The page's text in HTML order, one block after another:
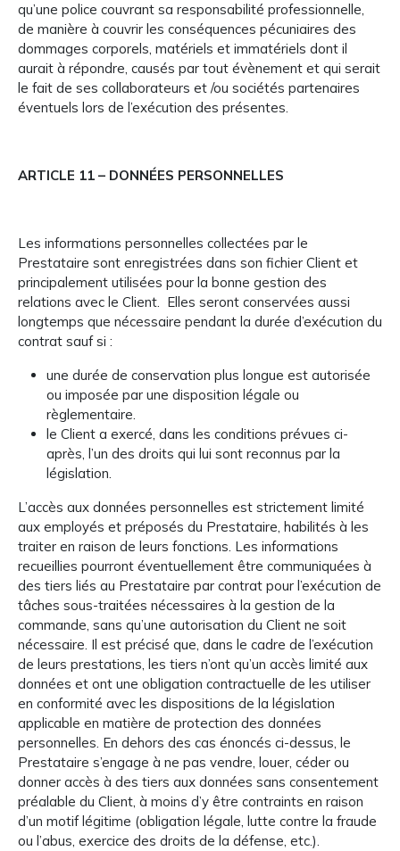
qu’une police couvrant sa responsabilité professionnelle,
de manière à couvrir les conséquences pécuniaires des
dommages corporels, matériels et immatériels dont il
aurait à répondre, causés par tout évènement et qui serait
le fait de ses collaborateurs et /ou sociétés partenaires
éventuels lors de l’exécution des présentes.
ARTICLE 11 – DONNÉES PERSONNELLES
Les informations personnelles collectées par le
Prestataire sont enregistrées dans son fichier Client et
principalement utilisées pour la bonne gestion des
relations avec le Client. Elles seront conservées aussi
longtemps que nécessaire pendant la durée d’exécution du
contrat sauf si :
une durée de conservation plus longue est autorisée
ou imposée par une disposition légale ou
règlementaire.
le Client a exercé, dans les conditions prévues ci-
après, l’un des droits qui lui sont reconnus par la
législation.
L’accès aux données personnelles est strictement limité
aux employés et préposés du Prestataire, habilités à les
traiter en raison de leurs fonctions. Les informations
recueillies pourront éventuellement être communiquées à
des tiers liés au Prestataire par contrat pour l’exécution de
tâches sous-traitées nécessaires à la gestion de la
commande, sans qu’une autorisation du Client ne soit
nécessaire. Il est précisé que, dans le cadre de l’exécution
de leurs prestations, les tiers n’ont qu’un accès limité aux
données et ont une obligation contractuelle de les utiliser
en conformité avec les dispositions de la législation
applicable en matière de protection des données
personnelles. En dehors des cas énoncés ci-dessus, le
Prestataire s’engage à ne pas vendre, louer, céder ou
donner accès à des tiers aux données sans consentement
préalable du Client, à moins d’y être contraints en raison
d’un motif légitime (obligation légale, lutte contre la fraude
ou l’abus, exercice des droits de la défense, etc.).